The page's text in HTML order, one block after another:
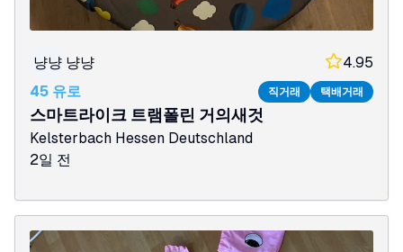
냥냥 냥냥
4.95
45 유로
직거래 택배거래
스마트라이크 트램폴린 거의새것
Kelsterbach Hessen Deutschland
2일 전